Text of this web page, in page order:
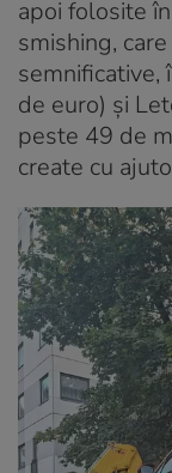
apoi folosite
smishing,
semnificative,
de euro) și
peste 49 de
create cu